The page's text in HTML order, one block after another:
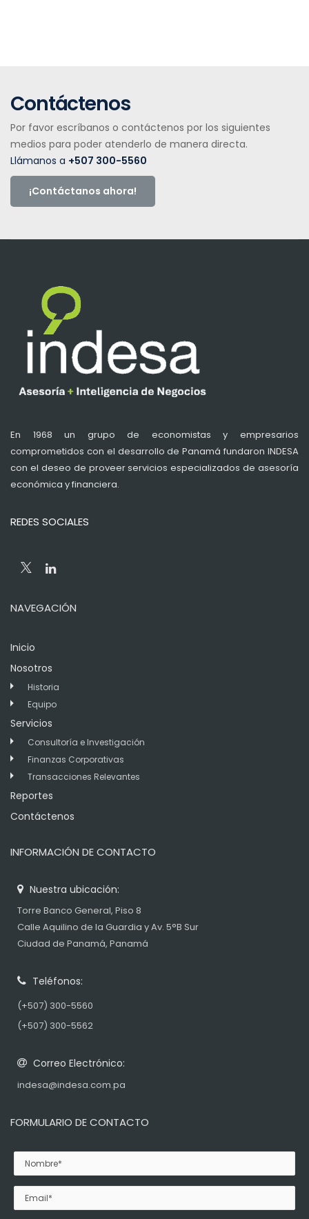
Contáctenos
Por favor escríbanos o contáctenos por los siguientes
medios para poder atenderlo de manera directa.
Llámanos a +507 300-5560
¡Contáctanos ahora!
En 1968 un grupo de economistas y empresarios
comprometidos con el desarrollo de Panamá fundaron INDESA
con el deseo de proveer servicios especializados de asesoría
económica y financiera.
REDES SOCIALES
NAVEGACIÓN
Inicio
Nosotros
Historia
Equipo
Servicios
Consultoría e Investigación
Finanzas Corporativas
Transacciones Relevantes
Reportes
Contáctenos
INFORMACIÓN DE CONTACTO
Nuestra ubicación:
Torre Banco General, Piso 8
Calle Aquilino de la Guardia y Av. 5°B Sur
Ciudad de Panamá, Panamá
Teléfonos:
(+507) 300-5560
(+507) 300-5562
Correo Electrónico:
indesa@indesa.com.pa
FORMULARIO DE CONTACTO